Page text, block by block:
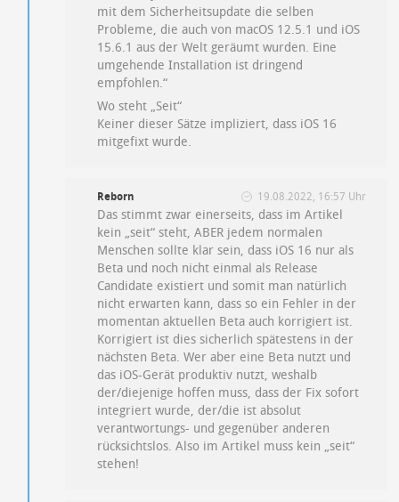
mit dem Sicherheitsupdate die selben
Probleme, die auch von macOS 12.5.1 und iOS
15.6.1 aus der Welt geräumt wurden. Eine
umgehende Installation ist dringend
empfohlen.“
Wo steht „Seit“
Keiner dieser Sätze impliziert, dass iOS 16
mitgefixt wurde.
Reborn 19.08.2022, 16:57 Uhr
Das stimmt zwar einerseits, dass im Artikel
kein „seit“ steht, ABER jedem normalen
Menschen sollte klar sein, dass iOS 16 nur als
Beta und noch nicht einmal als Release
Candidate existiert und somit man natürlich
nicht erwarten kann, dass so ein Fehler in der
momentan aktuellen Beta auch korrigiert ist.
Korrigiert ist dies sicherlich spätestens in der
nächsten Beta. Wer aber eine Beta nutzt und
das iOS-Gerät produktiv nutzt, weshalb
der/diejenige hoffen muss, dass der Fix sofort
integriert wurde, der/die ist absolut
verantwortungs- und gegenüber anderen
rücksichtslos. Also im Artikel muss kein „seit“
stehen!